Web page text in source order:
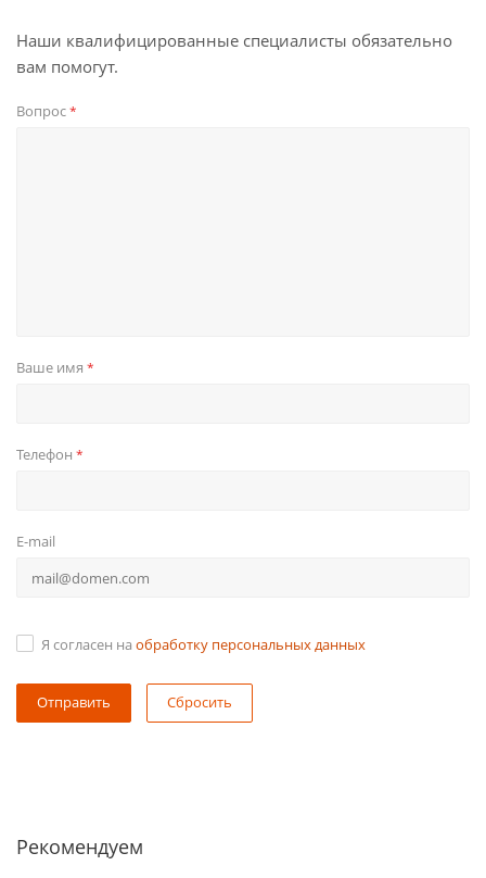
Наши квалифицированные специалисты обязательно
вам помогут.
Вопрос*
Ваше имя *
Телефон *
E-mail
Я согласен на обработку персональных данных
Сбросить
Рекомендуем